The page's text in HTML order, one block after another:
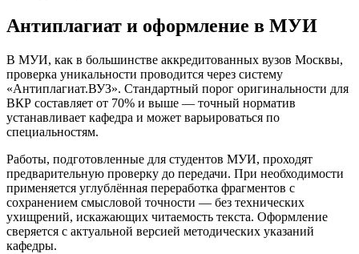
Антиплагиат и оформление в МУИ
В МУИ, как в большинстве аккредитованных вузов Москвы,
проверка уникальности проводится через систему
«Антиплагиат.ВУЗ». Стандартный порог оригинальности для
ВКР составляет от 70% и выше — точный норматив
устанавливает кафедра и может варьироваться по
специальностям.
Работы, подготовленные для студентов МУИ, проходят
предварительную проверку до передачи. При необходимости
применяется углублённая переработка фрагментов с
сохранением смысловой точности — без технических
ухищрений, искажающих читаемость текста. Оформление
сверяется с актуальной версией методических указаний
кафедры.